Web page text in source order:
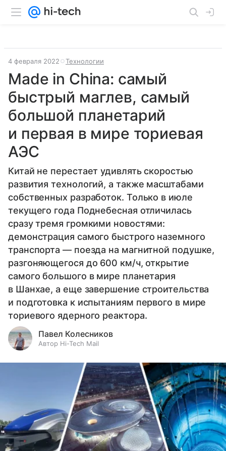
4 февраля 2022 Технологии
Made in China: самый
быстрый маглев, самый
большой планетарий
и первая в мире ториевая
АЭС
Китай не перестает удивлять скоростью
развития технологий, а также масштабами
собственных разработок. Только в июле
текущего года Поднебесная отличилась
сразу тремя громкими новостями:
демонстрация самого быстрого наземного
транспорта — поезда на магнитной подушке,
разгоняющегося до 600 км/ч, открытие
самого большого в мире планетария
в Шанхае, а еще завершение строительства
и подготовка к испытаниям первого в мире
ториевого ядерного реактора.
Павел Колесников
Автор Hi-Tech Mail